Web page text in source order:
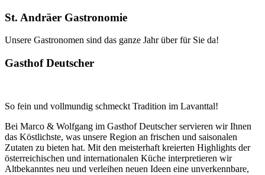
St. Andräer Gastronomie
Unsere Gastronomen sind das ganze Jahr über für Sie da!
Gasthof Deutscher
So fein und vollmundig schmeckt Tradition im Lavanttal!
Bei Marco & Wolfgang im Gasthof Deutscher servieren wir Ihnen
das Köstlichste, was unsere Region an frischen und saisonalen
Zutaten zu bieten hat. Mit den meisterhaft kreierten Highlights der
österreichischen und internationalen Küche interpretieren wir
Altbekanntes neu und verleihen neuen Ideen eine unverkennbare,